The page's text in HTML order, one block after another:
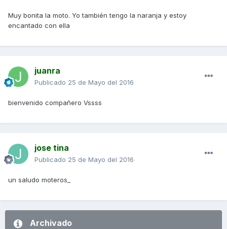
Muy bonita la moto. Yo también tengo la naranja y estoy
encantado con ella
juanra
Publicado 25 de Mayo del 2016
bienvenido compañero Vssss
jose tina
Publicado 25 de Mayo del 2016
un saludo moteros_
Archivado